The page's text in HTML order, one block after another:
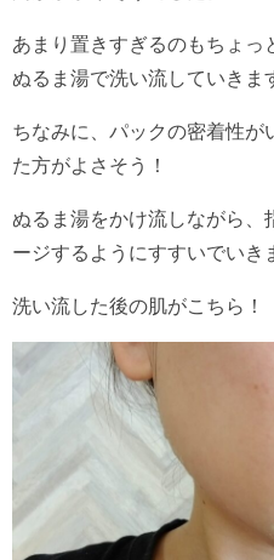
あまり置きすぎるのもちょっ
ぬるま湯で洗い流していきま
ちなみに、パックの密着性が
た方がよさそう！
ぬるま湯をかけ流しながら、
ージするようにすすいでいき
洗い流した後の肌がこちら！